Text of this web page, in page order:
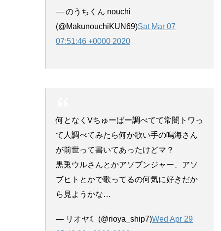
— のうちくん nouchi
(@MakunouchiKUN69)Sat Mar 07
07:51:46 +0000 2020
何となくVちゅーばー調べてて常闇トワっ
て人調べてみたら何か歌い手の鳴海さん
が前世って書いてあったけどマ？
黒兎ウルさんとかアソブンジャー、アソ
ブヒトとかで歌ってるの何気に好きだか
ら見ようかな…
— リオヤ☾ (@rioya_ship7)Wed Apr 29